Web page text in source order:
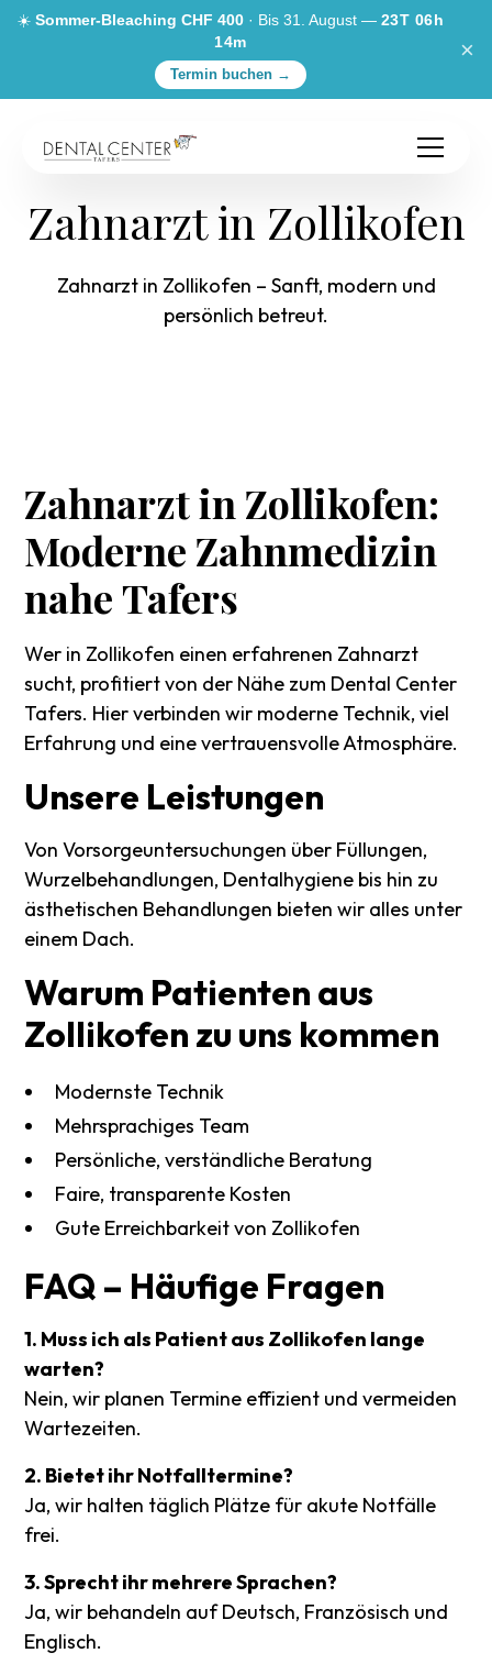
☀️Sommer-Bleaching CHF 400 · Bis 31. August —23T 06h
14m
Termin buchen →
×
Zahnarzt in Zollikofen
Zahnarzt in Zollikofen – Sanft, modern und
persönlich betreut.
Zahnarztin Zollikofen:
Moderne Zahnmedizin
naheTafers
Wer in Zollikofen einen erfahrenen Zahnarzt
sucht, profitiert von der Nähe zum Dental Center
Tafers. Hier verbinden wir moderne Technik, viel
Erfahrung und eine vertrauensvolle Atmosphäre.
Unsere Leistungen
Von Vorsorgeuntersuchungen über Füllungen,
Wurzelbehandlungen, Dentalhygiene bis hin zu
ästhetischen Behandlungen bieten wir alles unter
einem Dach.
Warum Patienten aus
Zollikofen zu uns kommen
Modernste Technik
Mehrsprachiges Team
Persönliche, verständliche Beratung
Faire, transparente Kosten
Gute Erreichbarkeit von Zollikofen
FAQ – Häufige Fragen
1. Muss ich als Patient aus Zollikofen lange
warten?
Nein, wir planen Termine effizient und vermeiden
Wartezeiten.
2. Bietet ihr Notfalltermine?
Ja, wir halten täglich Plätze für akute Notfälle
frei.
3. Sprecht ihr mehrere Sprachen?
Ja, wir behandeln auf Deutsch, Französisch und
Englisch.